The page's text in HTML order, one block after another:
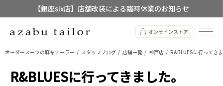
【銀座six店】店舗改装による臨時休業のお知らせ
【店舗限定】レディースオーダースーツ
オンラインストア
オーダースーツの麻布テーラー スタッフブログ 店舗一覧 神戸店 R&BLUESに行ってき
R&BLUESに行ってきました。